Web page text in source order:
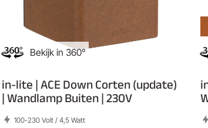
Bekijk in 360°
in-lite | ACE Down Corten (update)
| Wandlamp Buiten | 230V
100-230 Volt / 4,5 Watt